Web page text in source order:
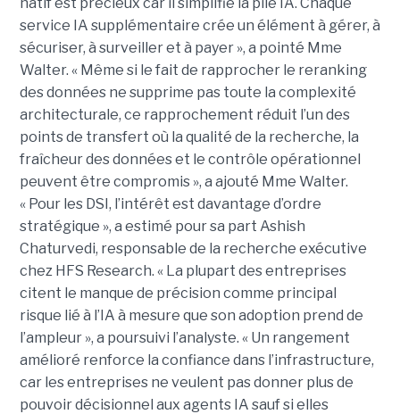
service IA supplémentaire crée un élément à gérer, à
sécuriser, à surveiller et à payer », a pointé Mme
Walter. « Même si le fait de rapprocher le reranking
des données ne supprime pas toute la complexité
architecturale, ce rapprochement réduit l’un des
points de transfert où la qualité de la recherche, la
fraîcheur des données et le contrôle opérationnel
peuvent être compromis », a ajouté Mme Walter.
« Pour les DSI, l’intérêt est davantage d’ordre
stratégique », a estimé pour sa part Ashish
Chaturvedi, responsable de la recherche exécutive
chez HFS Research. « La plupart des entreprises
citent le manque de précision comme principal
risque lié à l’IA à mesure que son adoption prend de
l’ampleur », a poursuivi l’analyste. « Un rangement
amélioré renforce la confiance dans l’infrastructure,
car les entreprises ne veulent pas donner plus de
pouvoir décisionnel aux agents IA sauf si elles